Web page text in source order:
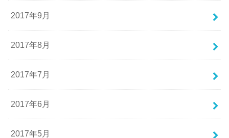
2017年9月
2017年8月
2017年7月
2017年6月
2017年5月